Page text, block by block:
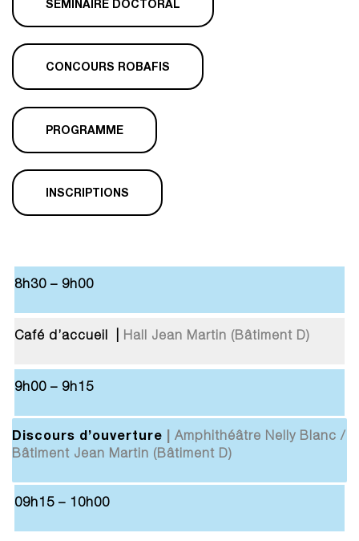
SÉMINAIRE DOCTORAL
CONCOURS ROBAFIS
PROGRAMME
INSCRIPTIONS
8h30 – 9h00
Café d’accueil | Hall Jean Martin (Bâtiment D)
9h00 – 9h15
Discours d’ouverture | Amphithéâtre Nelly Blanc /
Bâtiment Jean Martin (Bâtiment D)
09h15 – 10h00